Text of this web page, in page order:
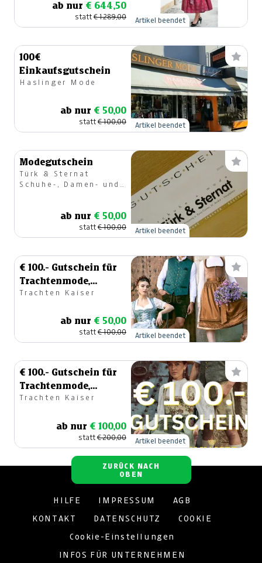
ab nur € 644,50
statt€ 1.289,00 Artikel beendet
100€
Einkaufsgutschein
Haslinger Mode
ab nur € 50,00
statt€ 100,00 Artikel beendet
Modegutschein
Türk & Sternat
Schuhe-, Damen- und
ab nur € 50,00
statt€ 100,00 Artikel beendet
€ 100.- Gutschein für
Trachtenmode,
Damen, Herren,
Trachten Kaiser
ab nur € 50,00
statt€ 100,00 Artikel beendet
€ 100.- Gutschein für
Trachtenmode,
Damen, Herren und
Trachten Kaiser
ab nur € 100,00
statt€ 200,00 Artikel beendet
ZURÜCK NACH
OBEN
HILFE IMPRESSUM AGB
KONTAKT DATENSCHUTZ COOKIE
Cookie-Einstellungen
INFOS FÜR UNTERNEHMEN